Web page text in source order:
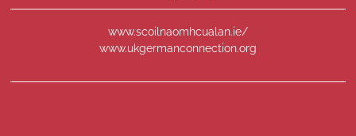
www.scoilnaomhcualan.ie/
www.ukgermanconnection.org